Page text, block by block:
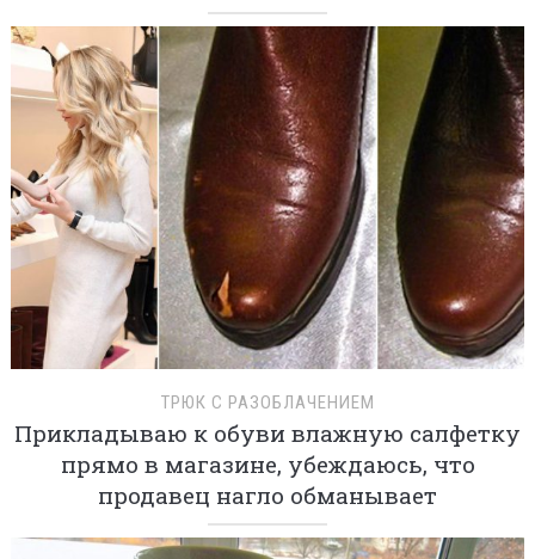
ТРЮК С РАЗОБЛАЧЕНИЕМ
Прикладываю к обуви влажную салфетку
прямо в магазине, убеждаюсь, что
продавец нагло обманывает